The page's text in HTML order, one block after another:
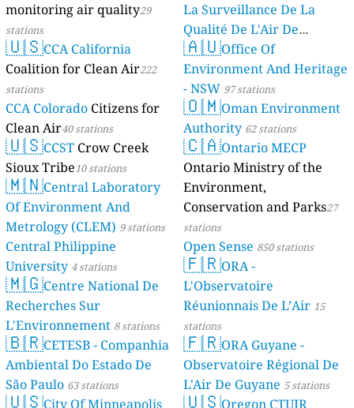
monitoring air quality29
stations
🇺🇸CCA California
Coalition for Clean Air222
stations
CCA Colorado Citizens for
Clean Air40 stations
🇺🇸CCST Crow Creek
Sioux Tribe10 stations
🇲🇳Central Laboratory
Of Environment And
Metrology (CLEM) 9 stations
Central Philippine
University 4 stations
🇲🇬Centre National De
Recherches Sur
L'Environnement 8 stations
🇧🇷CETESB - Companhia
Ambiental Do Estado De
São Paulo 63 stations
🇺🇸City Of Minneapolis
La Surveillance De La
Qualité De L'Air De
Mayotte 4 stations
🇦🇺Office Of
Environment And Heritage
- NSW 97 stations
🇴🇲Oman Environment
Authority 62 stations
🇨🇦Ontario MECP
Ontario Ministry of the
Environment,
Conservation and Parks27
stations
Open Sense 850 stations
🇫🇷ORA -
L'Observatoire
Réunionnais De L’Air 15
stations
🇫🇷ORA Guyane -
Observatoire Régional De
L'Air De Guyane 5 stations
🇺🇸Oregon CTUIR